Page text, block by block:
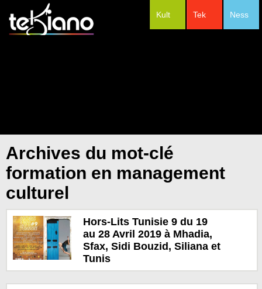
Ness
Tek
Kult
Archives du mot-clé
formation en management
culturel
Hors-Lits Tunisie 9 du 19
au 28 Avril 2019 à Mhadia,
Sfax, Sidi Bouzid, Siliana et
Tunis